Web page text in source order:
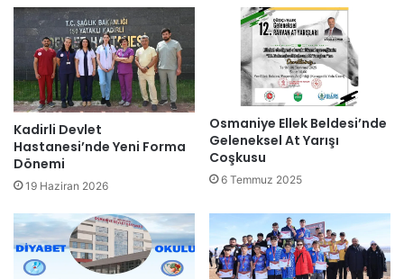
Kadirli Devlet
Hastanesi’nde Yeni Forma
Dönemi
19 Haziran 2026
Osmaniye Ellek Beldesi’nde
Geleneksel At Yarışı
Coşkusu
6 Temmuz 2025